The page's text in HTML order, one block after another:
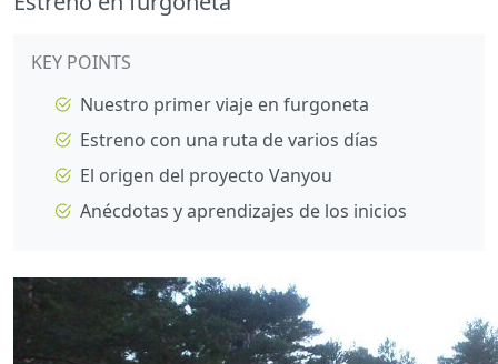
KEY POINTS
Nuestro primer viaje en furgoneta
Estreno con una ruta de varios días
El origen del proyecto Vanyou
Anécdotas y aprendizajes de los inicios